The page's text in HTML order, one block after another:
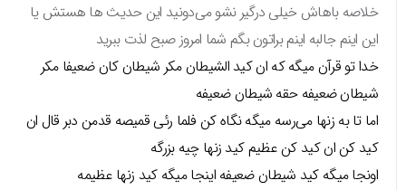
خلاصه باهاش خیلی درگیر نشو می‌دونید این حدیث ها هستش یا
این اینم جالبه اینم براتون بگم شما امروز صبح لذت ببرید
خدا تو قرآن میگه که ان کید الشیطان مکر شیطان کان ضعیفا مکر
شیطان ضعیفه حقه شیطان ضعیفه
اما تا به زنها می‌رسه میگه نگاه کن فلما رئی قمیصه قدمن دبر قال ان
کید کن ان کید کن عظیم کید زنها چیه بزرگه
اونجا میگه کید شیطان ضعیفه اینجا میگه کید زنها عظیمه